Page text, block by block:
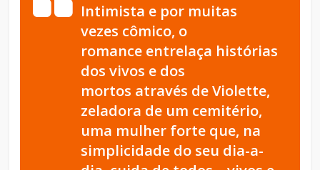
Intimista e por muitas
vezes cômico, o
romance entrelaça histórias
dos vivos e dos
mortos através de Violette,
zeladora de um cemitério,
uma mulher forte que, na
simplicidade do seu dia-a-